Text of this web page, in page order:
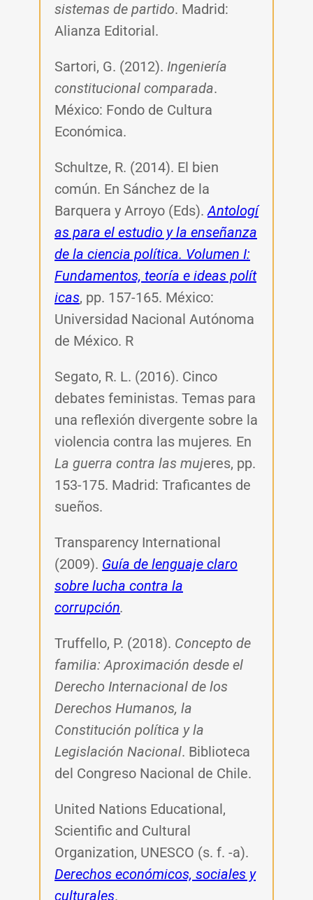
sistemas de partido. Madrid:
Alianza Editorial.
Sartori, G. (2012). Ingeniería
constitucional comparada.
México: Fondo de Cultura
Económica.
Schultze, R. (2014). El bien
común. En Sánchez de la
Barquera y Arroyo (Eds).Antologí
as para el estudio y la enseñanza
de la ciencia política. Volumen I:
Fundamentos, teoría e ideas polít
icas, pp. 157-165. México:
Universidad Nacional Autónoma
de México. R
Segato, R. L. (2016). Cinco
debates feministas. Temas para
una reflexión divergente sobre la
violencia contra las mujeres. En
La guerra contra las mujeres, pp.
153-175. Madrid: Traficantes de
sueños.
Transparency International
(2009). Guía de lenguaje claro
sobre lucha contra la
corrupción.
Truffello, P. (2018). Concepto de
familia: Aproximación desde el
Derecho Internacional de los
Derechos Humanos, la
Constitución política y la
Legislación Nacional. Biblioteca
del Congreso Nacional de Chile.
United Nations Educational,
Scientific and Cultural
Organization, UNESCO (s. f. -a).
Derechos económicos, sociales y
culturales.